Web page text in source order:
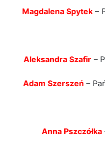
Magdalena Spytek–
Aleksandra Szafir–
Adam Szerszeń –
Anna Pszczółka